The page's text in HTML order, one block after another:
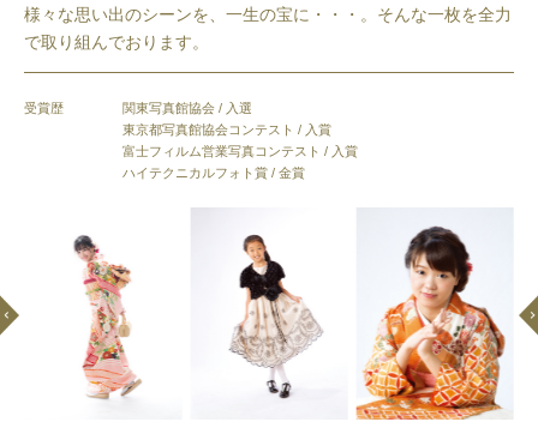
様々な思い出のシーンを、一生の宝に・・・。そんな一枚を全力
で取り組んでおります。
受賞歴
関東写真館協会 / 入選
東京都写真館協会コンテスト / 入賞
富士フィルム営業写真コンテスト / 入賞
ハイテクニカルフォト賞 / 金賞